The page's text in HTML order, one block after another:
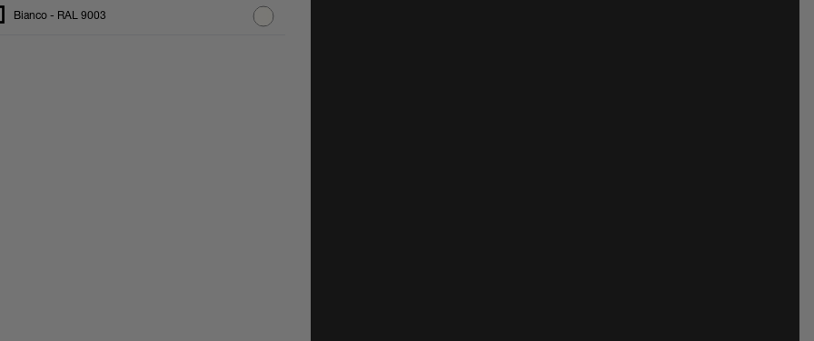
Bianco - RAL 9003